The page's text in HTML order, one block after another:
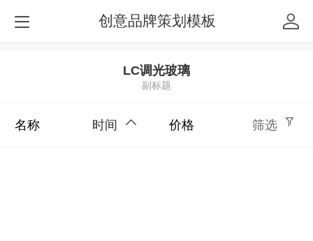
创意品牌策划模板
LC调光玻璃
副标题
名称 时间 价格 筛选